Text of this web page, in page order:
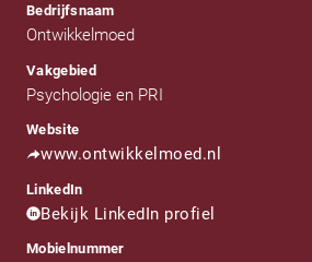
Bedrijfsnaam
Ontwikkelmoed
Vakgebied
Psychologie en PRI
Website
www.ontwikkelmoed.nl
LinkedIn
Bekijk LinkedIn profiel
Mobielnummer